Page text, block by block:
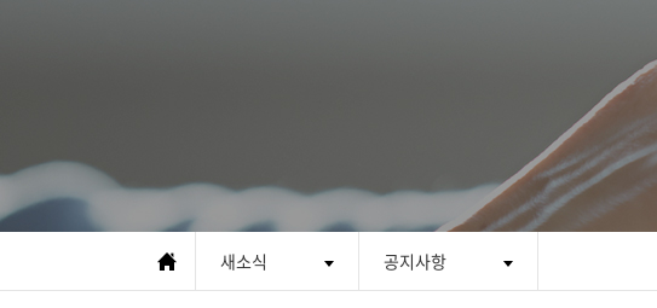
오시는 길
새소식 공지사항